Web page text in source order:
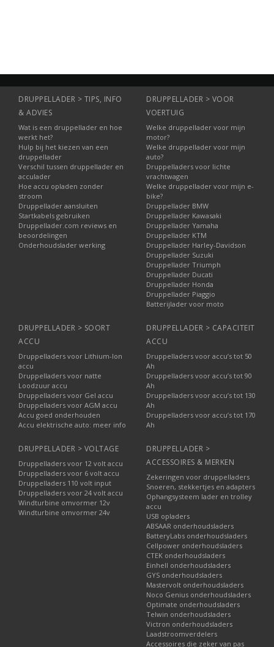
DRUPPELLADER > TIPS, INFO
& ADVIES
Wat is een druppellader en hoe
werkt het?
Hulp bij het kiezen van een
druppellader
Verschil tussen druppellader en
acculader
Hoe accu opladen zonder
stroom
Druppellader aansluiten
Startkabels gebruiken
Druppellader.com reviews en
beoordelingen
Onderhoudslader werking
DRUPPELLADER > VOOR
VOERTUIG
Welke druppellader voor mijn
motor?
Welke druppellader voor mijn
auto?
Druppelladers voor lichte
vrachtwagen
Welke druppellader voor mijn e-
bike?
Druppellader BMW
Druppellader Kawasaki
Druppellader Yamaha
Druppellader KTM
Druppellader Harley-Davidson
Druppellader Suzuki
Druppellader Triumph
Druppellader Ducati
Druppellader Honda
Druppellader Piaggio
Batterijlader voor moto
DRUPPELLADER > SOORT
ACCU
Druppelladers voor Lithium-Ion
accu
Druppelladers voor natte
Loodzuur accu
Druppelladers voor Gel accu
Druppelladers voor AGM accu
Accu goed onderhouden
Accu elektrische auto: meer info
DRUPPELLADER > CAPACITEIT
ACCU
Druppelladers voor accu’s tot 50
Ah
Druppelladers voor accu’s tot 90
Ah
Druppelladers voor accu’s tot 130
Ah
Druppelladers voor accu’s tot 170
Ah
DRUPPELLADER > VOLTAGE
Druppelladers voor 12 volt accu
Druppelladers voor 6 volt accu
Druppelladers 110 volt input
Druppelladers voor 24 volt accu
Windturbine omvormer 12v
Windturbine omvormer 24v
DRUPPELLADER >
ACCESSOIRES & MERKEN
Zekeringen voor druppelladers
Snoeren, stekkertjes en adapters
Ophangsysteem lader en trolley
accu
USB opladers
ABSAAR onderhoudsladers
BatteryLabs onderhoudsladers
Cellpower onderhoudsladers
CTEK onderhoudsladers
Einhell onderhoudsladers
GYS onderhoudsladers
Mastervolt onderhoudsladers
Noco Genius onderhoudsladers
Optimate onderhoudsladers
Telwin onderhoudsladers
Victron onderhoudsladers
Laadstroomverdelers
Accessoires die zeker van pas